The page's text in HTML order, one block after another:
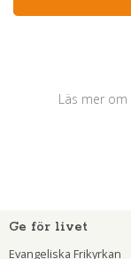
Läs mer om
Ge för livet
Evangeliska Frikyrkan